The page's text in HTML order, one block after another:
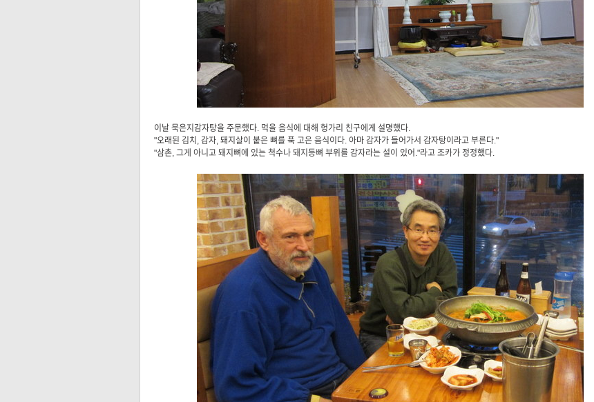
이날 묵은지감자탕을 주문했다. 먹을 음식에 대해 헝가리 친구에게 설명했다.
"오래된 김치, 감자, 돼지살이 붙은 뼈를 푹 고은 음식이다. 아마 감자가 들어가서 감자탕이라고 부른다."
"삼촌, 그게 아니고 돼지뼈에 있는 척수나 돼지등뼈 부위를 감자라는 설이 있어."라고 조카가 정정했다.